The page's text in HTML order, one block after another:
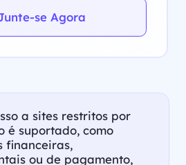
se Agora
a sites restritos por
é suportado, como
financeiras,
ou de pagamento,